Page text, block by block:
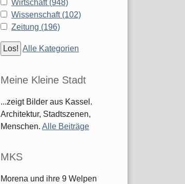
Wirtschaft (948)
Wissenschaft (102)
Zeitung (196)
Alle Kategorien
Meine Kleine Stadt
...zeigt Bilder aus Kassel.
Architektur, Stadtszenen,
Menschen. Alle Beiträge
MKS
Morena und ihre 9 Welpen